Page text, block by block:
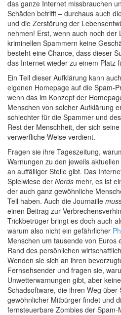
das ganze Internet missbrauchen
Schäden betrifft – durchaus auch
und die Zerstörung der
nehmen! Erst, wenn auch noch der
kriminellen Spammern keine
besteht eine Chance, dass dieser
das Internet wieder zu einem Platz
Ein Teil dieser Aufklärung kann
eigenen Homepage auf die Spam-
wenn das im Konzept der
Menschen von solcher Aufklärung
schlechter für die Spammer und
Rest der Menschheit, der sich
verwerfliche Weise verdient.
Fragen sie ihre Tageszeitung,
Warnungen zu den jeweils
an auffälliger Stelle gibt. Das
Spielwiese der Nerds mehr, es ist
der auch ganz gewöhnliche
Teil haben. Auch die Journaille
einen Beitrag zur
Trickbetrüger bringt es doch auch
warum also nicht ein gefährlicher
Menschen um tausende von Euros
Rand des persönlichen
Wenden sie sich an ihren
Fernsehsender und fragen sie,
Unwetterwarnungen gibt, aber
Schadsoftware, die ihren Weg
gewöhnlicher Mitbürger findet und
fernsteuerbare Zombies der Spam-